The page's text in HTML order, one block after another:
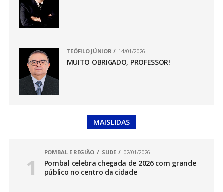
TEÓFILO JÚNIOR 14/01/2026
MUITO OBRIGADO, PROFESSOR!
MAIS LIDAS
POMBAL E REGIÃO SLIDE 02/01/2026
Pombal celebra chegada de 2026 com grande
público no centro da cidade